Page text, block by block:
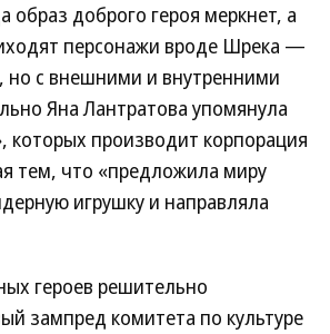
образ доброго героя меркнет, а
персонажи вроде Шрека —
но с внешними и внутренними
Яна Лантратова упомянула
которых производит корпорация
тем, что «предложила миру
игрушку и направляла
героев решительно
зампред комитета по культуре